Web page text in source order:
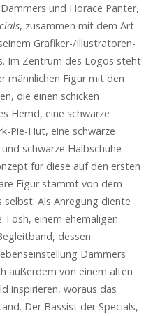
und Horace Panter,
, zusammen mit dem Art
Grafiker-/Illustratoren-
Im Zentrum des Logos steht
männlichen Figur mit den
die einen schicken
Hemd, eine schwarze
Pie-Hut, eine schwarze
schwarze Halbschuhe
für diese auf den ersten
Figur stammt von dem
Als Anregung diente
einem ehemaligen
dessen
Dammers
außerdem von einem alten
inspirieren, woraus das
Der Bassist der Specials,